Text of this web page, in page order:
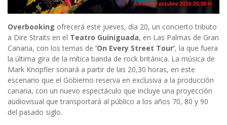
Overbooking ofrecerá este jueves, día 20, un concierto tributo
a Dire Straits en el Teatro Guiniguada, en Las Palmas de Gran
Canaria, con los temas de ‘On Every Street Tour’, la que fuera
la última gira de la mítica banda de rock británica. La música de
Mark Knopfler sonará a partir de las 20,30 horas, en este
escenario que el Gobierno reserva en exclusiva a la producción
canaria, con un nuevo espectáculo que incluye una proyección
audiovisual que transportará al público a los años 70, 80 y 90
del pasado siglo.